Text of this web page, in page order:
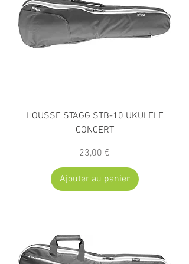
HOUSSE STAGG STB-10 UKULELE
CONCERT
Prix
23,00 €
Ajouter au panier